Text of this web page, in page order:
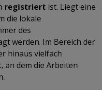
registriert ist. Liegt eine
die lokale
des
werden. Im Bereich der
hinaus vielfach
an dem die Arbeiten